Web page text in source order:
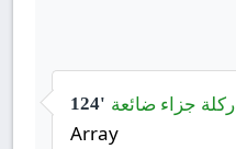
124' ركلة جزاء ضائعة
Array